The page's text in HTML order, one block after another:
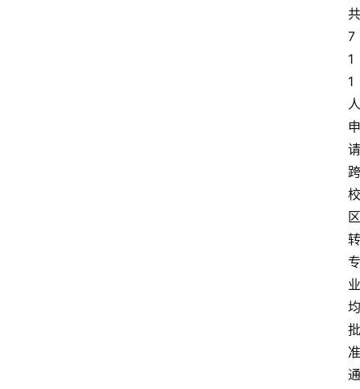
共
7
1
1
人
申
请
跨
校
区
转
专
业
均
批
准
通